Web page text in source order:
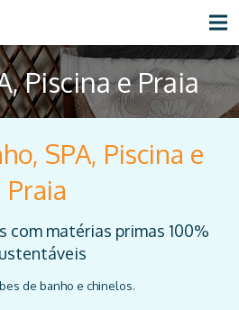
Piscina e Praia
SPA, Piscina e
Praia
com matérias primas 100%
de banho e chinelos.